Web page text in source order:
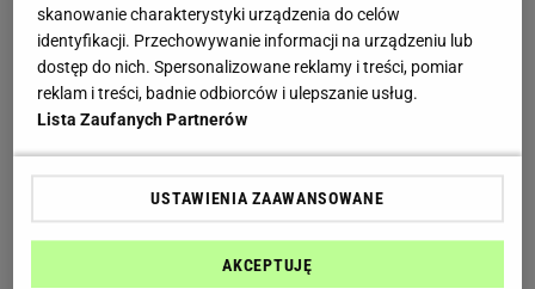
skanowanie charakterystyki urządzenia do celów
identyfikacji. Przechowywanie informacji na urządzeniu lub
dostęp do nich. Spersonalizowane reklamy i treści, pomiar
reklam i treści, badnie odbiorców i ulepszanie usług.
Lista Zaufanych Partnerów
USTAWIENIA ZAAWANSOWANE
AKCEPTUJĘ